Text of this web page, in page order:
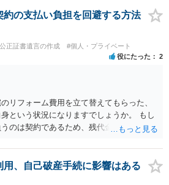
約の支払い負担を回避する方法
正証書遺言の作成 #個人・プライベート
役にたった 2
リフォーム費用を立て替えてもらった、
という状況になりますでしょうか。 もし
のは契約であるため、残代金を捻出して
則契約者が単独で全ての債務を負うこと
なかなか対応に難しい案件であり、公開の
界があるように思われますので、資料等
用、自己破産手続に影響はある